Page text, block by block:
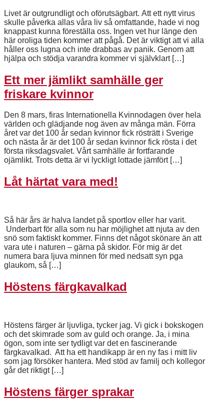
Livet är outgrundligt och oförutsägbart. Att ett nytt virus
skulle påverka allas våra liv så omfattande, hade vi nog
knappast kunna föreställa oss. Ingen vet hur länge den
här oroliga tiden kommer att pågå. Det är viktigt att vi alla
håller oss lugna och inte drabbas av panik. Genom att
hjälpa och stödja varandra kommer vi självklart […]
Ett mer jämlikt samhälle ger
friskare kvinnor
Den 8 mars, firas Internationella Kvinnodagen över hela
världen och glädjande nog även av många män. Förra
året var det 100 år sedan kvinnor fick rösträtt i Sverige
och nästa år är det 100 år sedan kvinnor fick rösta i det
första riksdagsvalet. Vårt samhälle är fortfarande
ojämlikt. Trots detta är vi lyckligt lottade jämfört […]
Låt härtat vara med!
Så här års är halva landet på sportlov eller har varit.
Underbart för alla som nu har möjlighet att njuta av den
snö som faktiskt kommer. Finns det något skönare än att
vara ute i naturen – gärna på skidor. För mig är det
numera bara ljuva minnen för med nedsatt syn pga
glaukom, så […]
Höstens färgkavalkad
Höstens färger är ljuvliga, tycker jag. Vi gick i bokskogen
och det skimrade som av guld och orange. Ja, i mina
ögon, som inte ser tydligt var det en fascinerande
färgkavalkad. Att ha ett handikapp är en ny fas i mitt liv
som jag försöker hantera. Med stöd av familj och kollegor
går det riktigt […]
Höstens färger sprakar